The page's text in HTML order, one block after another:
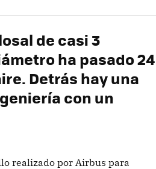
de casi 3
ha pasado 24
Detrás hay una
con un
realizado por Airbus para